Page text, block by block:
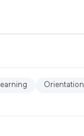
Orientation